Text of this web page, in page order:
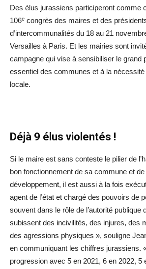
Des élus jurassiens participeront comme
106e congrès des maires et des
d’intercommunalités du 18 au 21
Versailles à Paris. Et les mairies sont
campagne qui vise à sensibiliser le grand
essentiel des communes et à la nécessité
locale.
Déjà 9 élus violentés !
Si le maire est sans conteste le pilier de
bon fonctionnement de sa commune et
développement, il est aussi à la fois
agent de l’état et chargé des pouvoirs de
souvent dans le rôle de l’autorité publique
subissent des incivilités, des injures, des
des agressions physiques », souligne
en communiquant les chiffres jurassiens.
progression avec 5 en 2021, 6 en 2022, 5